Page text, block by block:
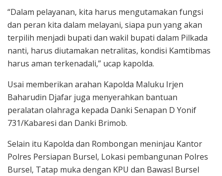
“Dalam pelayanan, kita harus mengutamakan fungsi
dan peran kita dalam melayani, siapa pun yang akan
terpilih menjadi bupati dan wakil bupati dalam Pilkada
nanti, harus diutamakan netralitas, kondisi Kamtibmas
harus aman terkenadali,” ucap kapolda.
Usai memberikan arahan Kapolda Maluku Irjen
Baharudin Djafar juga menyerahkan bantuan
peralatan olahraga kepada Danki Senapan D Yonif
731/Kabaresi dan Danki Brimob.
Selain itu Kapolda dan Rombongan meninjau Kantor
Polres Persiapan Bursel, Lokasi pembangunan Polres
Bursel, Tatap muka dengan KPU dan Bawasl Bursel